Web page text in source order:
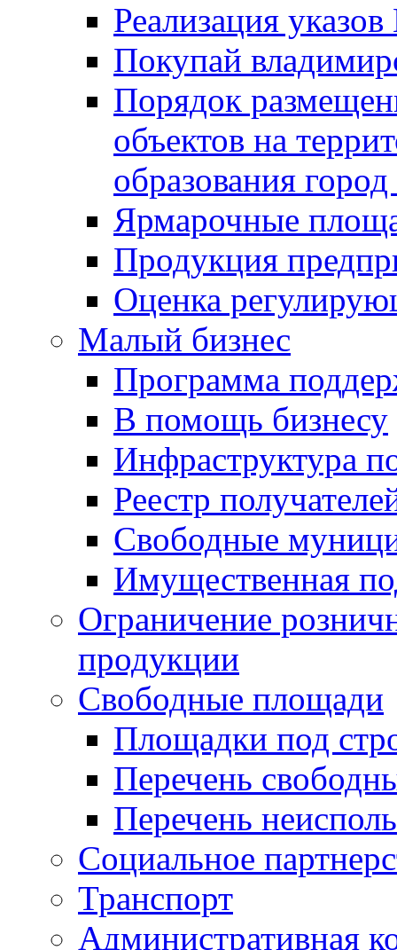
Реализация
Покупай
Порядок
объектов на
образования
Ярмарочные
Продукция
Оценка
Малый бизнес
Программа
В помощь бизнесу
Инфраструктура
Реестр
Свободные
Имущественная
Ограничение
продукции
Свободные площади
Площадки под
Перечень
Перечень
Социальное
Транспорт
Административная